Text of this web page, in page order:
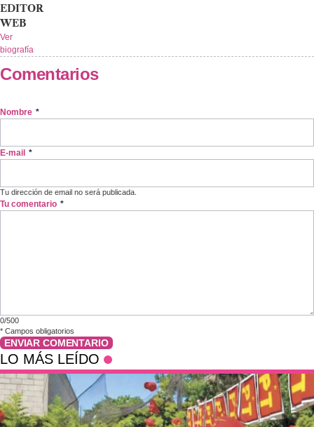
EDITOR
WEB
Ver
biografía
Comentarios
Nombre *
E-mail *
Tu dirección de email no será publicada.
Tu comentario *
0/500
* Campos obligatorios
ENVIAR COMENTARIO
LO MÁS LEÍDO